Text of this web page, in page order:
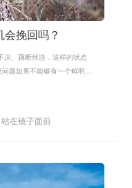
挽回吗？
决、藕断丝连，这样的状态
题如果不能够有一个鲜明
在镜子面前